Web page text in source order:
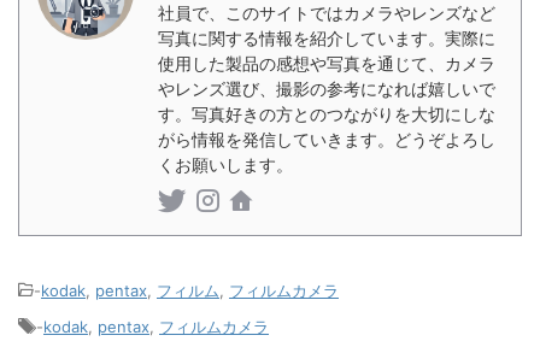
社員で、このサイトではカメラやレンズなど
写真に関する情報を紹介しています。実際に
使用した製品の感想や写真を通じて、カメラ
やレンズ選び、撮影の参考になれば嬉しいで
す。写真好きの方とのつながりを大切にしな
がら情報を発信していきます。どうぞよろし
くお願いします。
-kodak pentax フィルム
フィルムカメラ
-kodak pentax フィルムカメラ